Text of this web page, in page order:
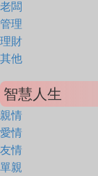
老闆
管理
理財
其他
智慧人生
親情
愛情
友情
單親